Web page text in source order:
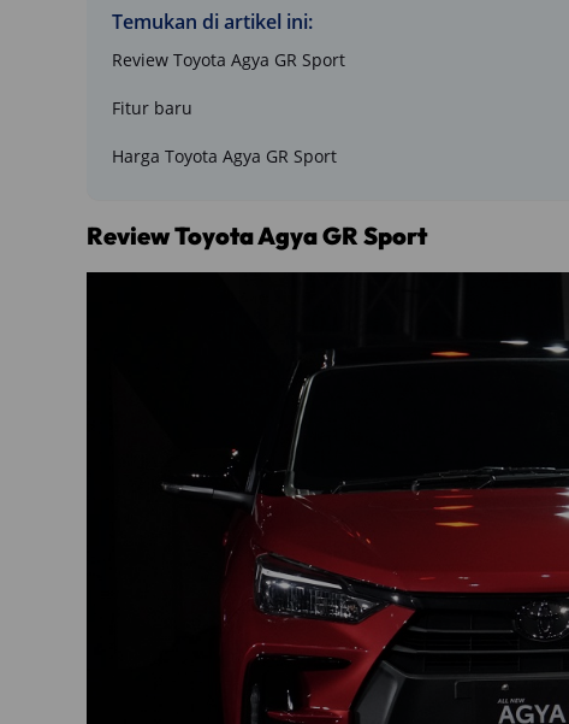
Temukan di artikel ini:
Review Toyota Agya GR Sport
Fitur baru
Harga Toyota Agya GR Sport
Review Toyota Agya GR Sport